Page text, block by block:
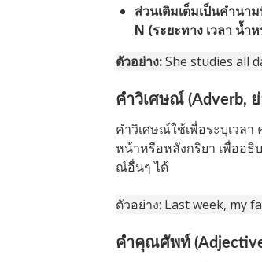
ส่วนเติมเต็มเป็นคำนา
N (ระยะทาง เวลา น้ำ
ตัวอย่าง:She studies all
คำวิเศษณ์ (Adverb,
คำวิเศษณ์ใช้เพื่อระบุเวล
หน้าหรือหลังกริยา เพื่ออ
ณ์อื่นๆ ได้
ตัวอย่าง: Last week, my
คำคุณศัพท์